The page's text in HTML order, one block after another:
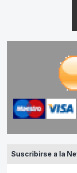
Suscribirse a la